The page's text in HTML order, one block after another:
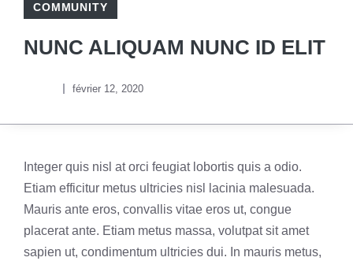
COMMUNITY
NUNC ALIQUAM NUNC ID ELIT
février 12, 2020
Integer quis nisl at orci feugiat lobortis quis a odio.
Etiam efficitur metus ultricies nisl lacinia malesuada.
Mauris ante eros, convallis vitae eros ut, congue
placerat ante. Etiam metus massa, volutpat sit amet
sapien ut, condimentum ultricies dui. In mauris metus,